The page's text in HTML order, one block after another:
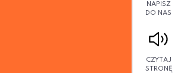
NAPISZ
DO NAS
CZYTAJ
STRONĘ